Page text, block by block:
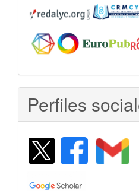
Perfiles